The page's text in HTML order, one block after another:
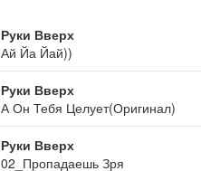
Руки Вверх
Ай Йа Йай))
Руки Вверх
А Он Тебя Целует(Оригинал)
Руки Вверх
02_Пропадаешь Зря